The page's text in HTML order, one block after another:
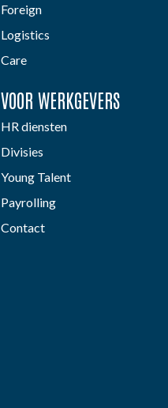
Foreign
Logistics
Care
VOOR WERKGEVERS
HR diensten
Divisies
Young Talent
Payrolling
Contact